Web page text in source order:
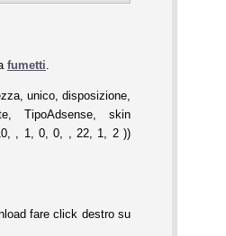
fumetti
unico, disposizione,
TipoAdsense, skin
, 1, 0, 0, , 22, 1, 2 ))
fare click destro su